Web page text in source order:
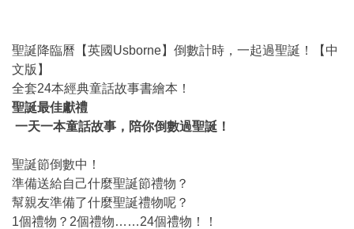
聖誕降臨曆【英國Usborne】倒數計時，一起過聖誕！【中
文版】
全套24本經典童話故事書繪本！
聖誕最佳獻禮
一天一本童話故事，陪你倒數過聖誕！
聖誕節倒數中！
準備送給自己什麼聖誕節禮物？
幫親友準備了什麼聖誕禮物呢？
1個禮物？2個禮物……24個禮物！！